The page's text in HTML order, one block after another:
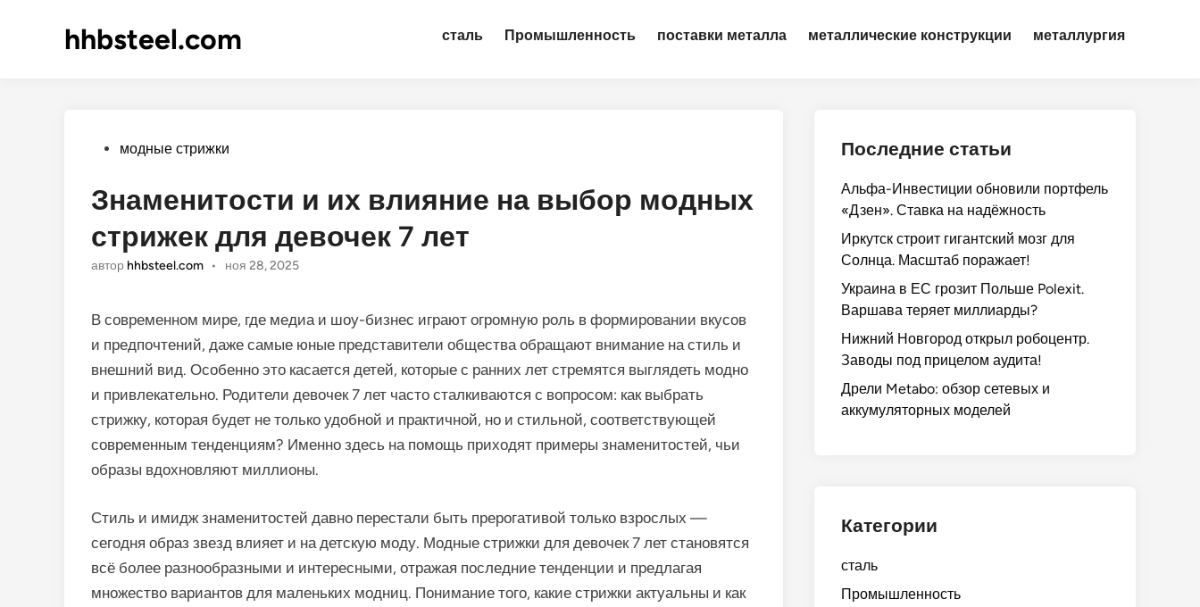
hhbsteel.com сталь Промышленность поставки металла металлические конструкции металлургия
Опубликовано
модные стрижки
Знаменитости и их влияние на выбор модных
стрижек для девочек 7 лет
автор hhbsteel.com • ноя 28, 2025
В современном мире, где медиа и шоу-бизнес играют огромную роль в формировании вкусов
и предпочтений, даже самые юные представители общества обращают внимание на стиль и
внешний вид. Особенно это касается детей, которые с ранних лет стремятся выглядеть модно
и привлекательно. Родители девочек 7 лет часто сталкиваются с вопросом: как выбрать
стрижку, которая будет не только удобной и практичной, но и стильной, соответствующей
современным тенденциям? Именно здесь на помощь приходят примеры знаменитостей, чьи
образы вдохновляют миллионы.
Стиль и имидж знаменитостей давно перестали быть прерогативой только взрослых —
сегодня образ звезд влияет и на детскую моду. Модные стрижки для девочек 7 лет становятся
всё более разнообразными и интересными, отражая последние тенденции и предлагая
множество вариантов для маленьких модниц. Понимание того, какие стрижки актуальны и как
Последние статьи
Альфа-Инвестиции обновили портфель
«Дзен». Ставка на надёжность
Иркутск строит гигантский мозг для
Солнца. Масштаб поражает!
Украина в ЕС грозит Польше Polexit.
Варшава теряет миллиарды?
Нижний Новгород открыл робоцентр.
Заводы под прицелом аудита!
Дрели Metabo: обзор сетевых и
аккумуляторных моделей
Категории
сталь
Промышленность